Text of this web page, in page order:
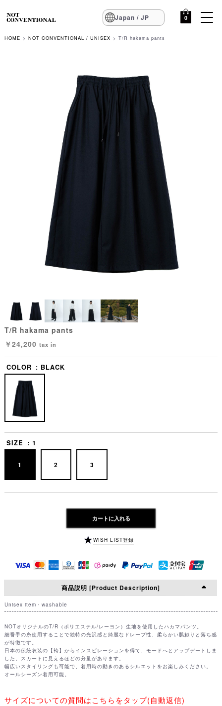
Japan / JP 0
HOME NOT CONVENTIONAL / UNISEX T/R hakama pants
T/R hakama pants
￥24,200 tax in
COLOR BLACK
SIZE 1
1 2 3
カートに入れる
WISH LIST登録
商品説明 [Product Description]
Unisex item・washable
NOTオリジナルのT/R（ポリエステル/レーヨン）生地を使用したハカマパンツ。
細番手の糸使用することで独特の光沢感と綺麗なドレープ性、柔らかい肌触りと落ち感
が特徴です。
日本の伝統衣装の【袴】からインスピレーションを得て、モードへとアップデートしま
した。スカートに見えるほどの分量があります。
幅広いスタイリングも可能で、着用時の動きのあるシルエットをお楽しみください。
オールシーズン着用可能。
サイズについての質問はこちらをタップ(自動返信)